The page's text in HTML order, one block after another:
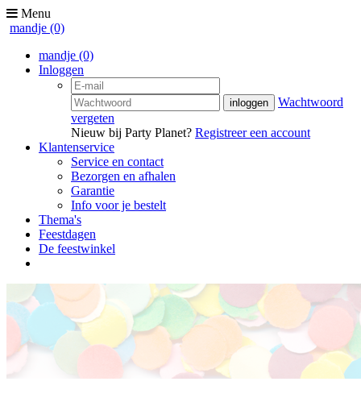
Menu
mandje (0)
mandje (0)
Inloggen
Wachtwoord
vergeten
Nieuw bij Party Planet? Registreer een account
Klantenservice
Service en contact
Bezorgen en afhalen
Garantie
Info voor je bestelt
Thema's
Feestdagen
De feestwinkel